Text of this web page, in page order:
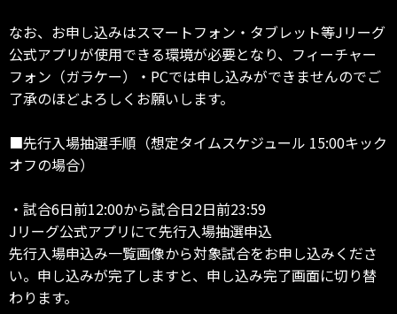
なお、お申し込みはスマートフォン・タブレット等Jリーグ
公式アプリが使用できる環境が必要となり、フィーチャー
フォン（ガラケー）・PCでは申し込みができませんのでご
了承のほどよろしくお願いします。
■先行入場抽選手順（想定タイムスケジュール 15:00キック
オフの場合）
・試合6日前12:00から試合日2日前23:59
Jリーグ公式アプリにて先行入場抽選申込
先行入場申込み一覧画像から対象試合をお申し込みくださ
い。申し込みが完了しますと、申し込み完了画面に切り替
わります。